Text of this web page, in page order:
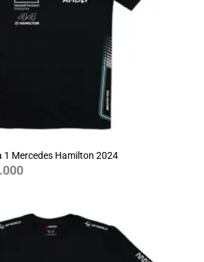
1 Mercedes Hamilton 2024